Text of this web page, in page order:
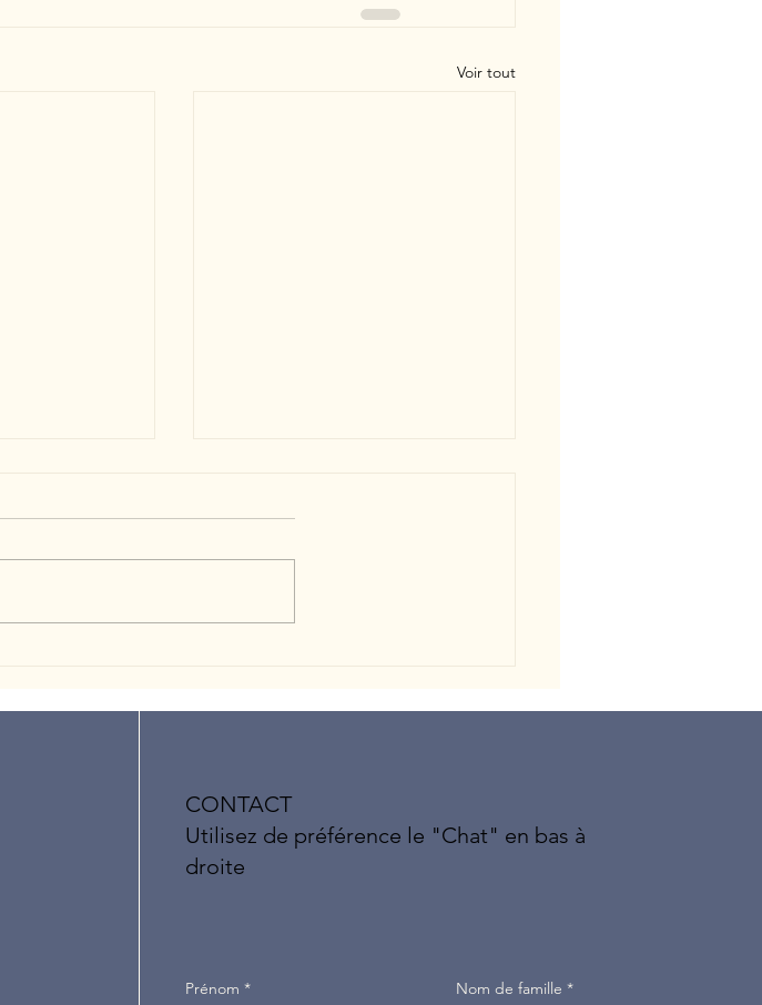
Voir tout
Elisa lors d'un Spa Privatif
Prénom * Nom de famille *
CONTACT
Utilisez de préférence le "Chat" en bas à
droite